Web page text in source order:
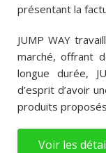
présentant la
JUMP WAY
marché, offrant
longue durée,
d’esprit d’avoir
produits proposés
Voir les